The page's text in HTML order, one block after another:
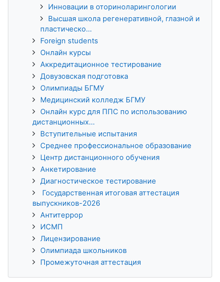
Инновации в оториноларингологии
Высшая школа регенеративной, глазной и
пластическо...
Foreign students
Онлайн курсы
Аккредитационное тестирование
Довузовская подготовка
Олимпиады БГМУ
Медицинский колледж БГМУ
Онлайн курс для ППС по использованию
дистанционных...
Вступительные испытания
Среднее профессиональное образование
Центр дистанционного обучения
Анкетирование
Диагностическое тестирование
Государственная итоговая аттестация
выпускников-2026
Антитеррор
ИСМП
Лицензирование
Олимпиада школьников
Промежуточная аттестация